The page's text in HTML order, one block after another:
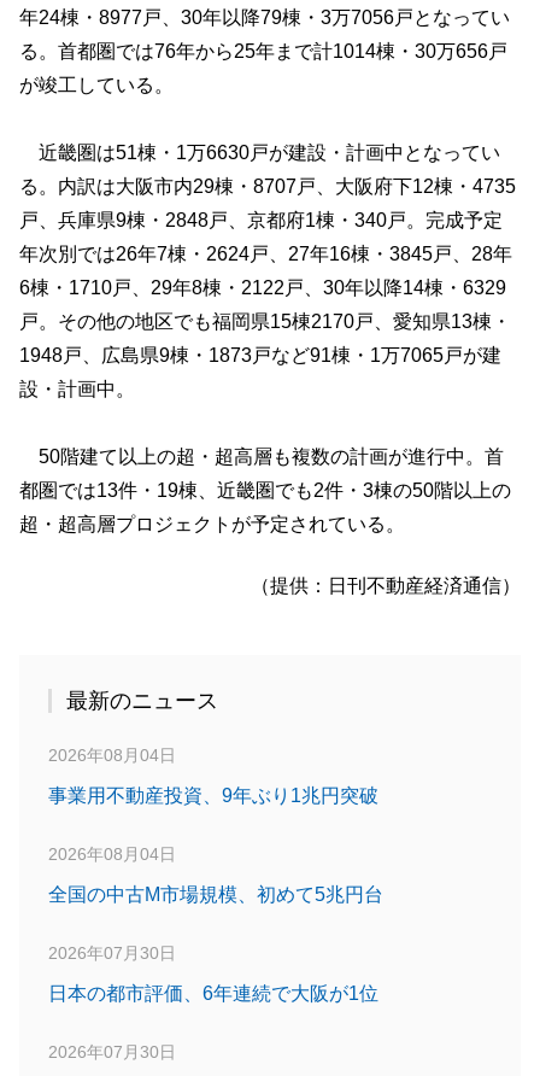
年24棟・8977戸、30年以降79棟・3万7056戸となってい
る。首都圏では76年から25年まで計1014棟・30万656戸
が竣工している。
近畿圏は51棟・1万6630戸が建設・計画中となってい
る。内訳は大阪市内29棟・8707戸、大阪府下12棟・4735
戸、兵庫県9棟・2848戸、京都府1棟・340戸。完成予定
年次別では26年7棟・2624戸、27年16棟・3845戸、28年
6棟・1710戸、29年8棟・2122戸、30年以降14棟・6329
戸。その他の地区でも福岡県15棟2170戸、愛知県13棟・
1948戸、広島県9棟・1873戸など91棟・1万7065戸が建
設・計画中。
50階建て以上の超・超高層も複数の計画が進行中。首
都圏では13件・19棟、近畿圏でも2件・3棟の50階以上の
超・超高層プロジェクトが予定されている。
（提供：日刊不動産経済通信）
最新のニュース
2026年08月04日
事業用不動産投資、9年ぶり1兆円突破
2026年08月04日
全国の中古M市場規模、初めて5兆円台
2026年07月30日
日本の都市評価、6年連続で大阪が1位
2026年07月30日